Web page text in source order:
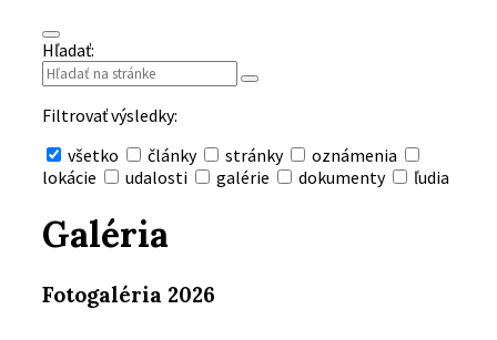
Hľadať:
Filtrovať výsledky:
všetko
články stránky
oznámenia
lokácie
udalosti galérie dokumenty ľudia
vyhľadávanie
Galéria
Fotogaléria 2026